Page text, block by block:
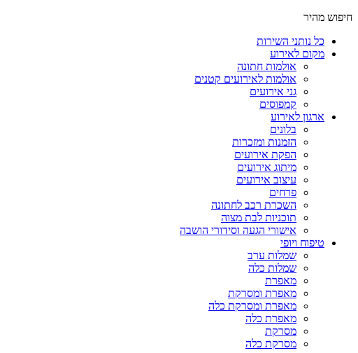
חיפוש מהיר
כל נותני השירות
מקום לאירוע
אולמות חתונה
אולמות לאירועים קטנים
גני אירועים
קמפוסים
ארגון לאירוע
בלונים
הזמנות ומזכרות
הפקת אירועים
מיתוג אירועים
עיצוב אירועים
פרחים
השכרת רכב לחתונה
תוכניות לבת מצוה
אישורי הגעה וסידורי הושבה
טיפוח ויופי
שמלות ערב
שמלות כלה
מאפרת
מאפרת ומסרקת
מאפרת ומסרקת כלה
מאפרת כלה
מסרקת
מסרקת כלה